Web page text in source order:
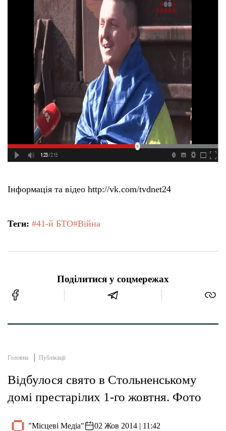
Інформація та відео http://vk.com/tvdnet24
Теги: #41-й БТО#Війна
Поділитися у соцмережах
Головна Публікації
Відбулося свято в Стольненському
домі престарілих 1-го жовтня. Фото
"Місцеві Медіа" 02 Жов 2014 | 11:42